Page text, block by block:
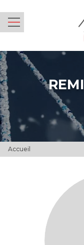
REMI
Accueil